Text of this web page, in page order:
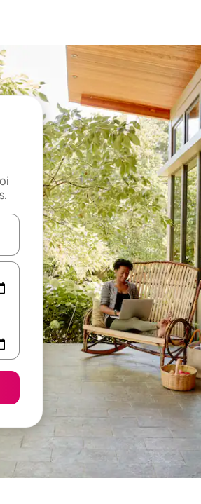
utilisant les flèches vers le haut et vers le